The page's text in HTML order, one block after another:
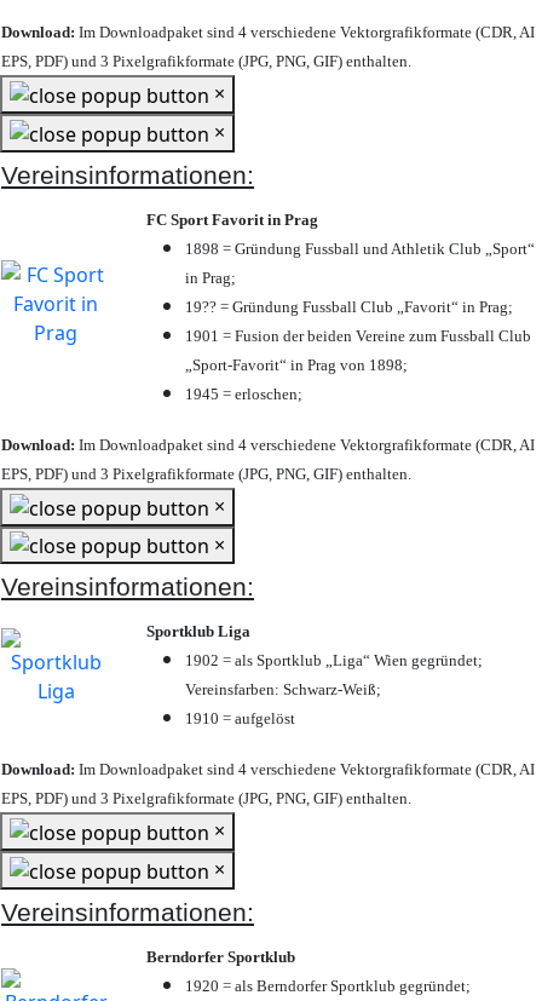
Download: Im Downloadpaket sind 4 verschiedene Vektorgrafikformate (CDR, AI
EPS, PDF) und 3 Pixelgrafikformate (JPG, PNG, GIF) enthalten.
×
×
Vereinsinformationen:
FC Sport Favorit in Prag
1898 = Gründung Fussball und Athletik Club „Sport“
in Prag;
19?? = Gründung Fussball Club „Favorit“ in Prag;
1901 = Fusion der beiden Vereine zum Fussball Club
„Sport-Favorit“ in Prag von 1898;
1945 = erloschen;
Download: Im Downloadpaket sind 4 verschiedene Vektorgrafikformate (CDR, AI
EPS, PDF) und 3 Pixelgrafikformate (JPG, PNG, GIF) enthalten.
×
×
Vereinsinformationen:
Sportklub Liga
1902 = als Sportklub „Liga“ Wien gegründet;
Vereinsfarben: Schwarz-Weiß;
1910 = aufgelöst
Download: Im Downloadpaket sind 4 verschiedene Vektorgrafikformate (CDR, AI
EPS, PDF) und 3 Pixelgrafikformate (JPG, PNG, GIF) enthalten.
×
×
Vereinsinformationen:
Berndorfer Sportklub
1920 = als Berndorfer Sportklub gegründet;